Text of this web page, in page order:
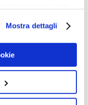
Mostra dettagli
se prima non ci
la
che la
specie. La natura
emissioni di gas
la natura